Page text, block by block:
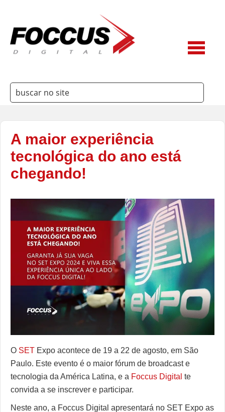
3Way
Ateme
Dielectric
Enensys
ERI
GatesAir
Grass Valley
Haivision
Telos Alliance
Triveni Digital
VideoSwitch
A maior experiência
tecnológica do ano está
chegando!
O SET Expo acontece de 19 a 22 de agosto, em São
Paulo. Este evento é o maior fórum de broadcast e
tecnologia da América Latina, e a Foccus Digital te
convida a se inscrever e participar.
Neste ano, a Foccus Digital apresentará no SET Expo as